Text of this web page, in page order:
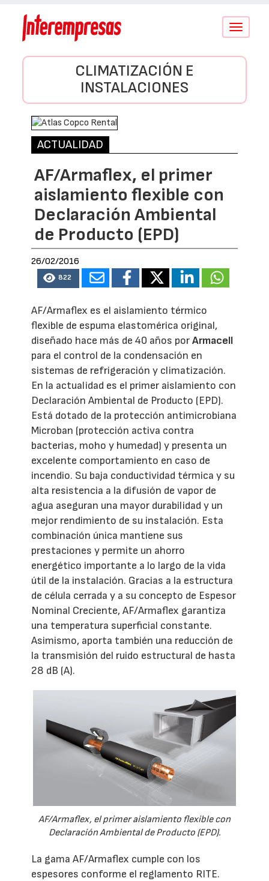
Conmutar
CLIMATIZACIÓN E
INSTALACIONES
ACTUALIDAD
AF/Armaflex, el primer
aislamiento flexible con
Declaración Ambiental
de Producto (EPD)
26/02/2016
822
AF/Armaflex es el aislamiento térmico
flexible de espuma elastomérica original,
diseñado hace más de 40 años porArmacell
para el control de la condensación en
sistemas de refrigeración y climatización.
En la actualidad es el primer aislamiento con
Declaración Ambiental de Producto (EPD).
Está dotado de la protección antimicrobiana
Microban (protección activa contra
bacterias, moho y humedad) y presenta un
excelente comportamiento en caso de
incendio. Su baja conductividad térmica y su
alta resistencia a la difusión de vapor de
agua aseguran una mayor durabilidad y un
mejor rendimiento de su instalación. Esta
combinación única mantiene sus
prestaciones y permite un ahorro
energético importante a lo largo de la vida
útil de la instalación. Gracias a la estructura
de célula cerrada y a su concepto de Espesor
Nominal Creciente, AF/Armaflex garantiza
una temperatura superficial constante.
Asimismo, aporta también una reducción de
la transmisión del ruido estructural de hasta
28 dB (A).
AF/Armaflex, el primer aislamiento flexible con
Declaración Ambiental de Producto (EPD).
La gama AF/Armaflex cumple con los
espesores conforme el reglamento RITE.